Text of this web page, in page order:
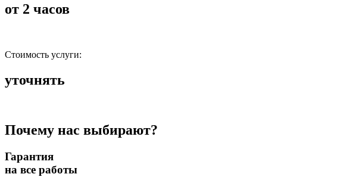
от 2 часов
Стоимость услуги:
уточнять
Почему нас выбирают?
Гарантия
на все работы